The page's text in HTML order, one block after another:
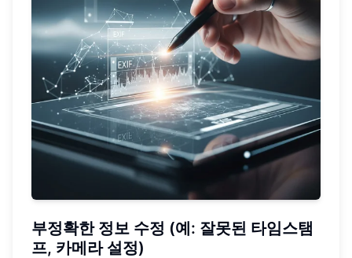
부정확한 정보 수정 (예: 잘못된 타임스탬
프, 카메라 설정)